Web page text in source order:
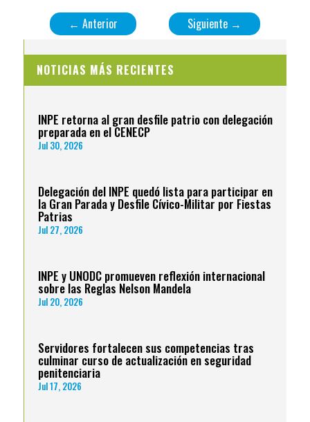
← Anterior Siguiente →
NOTICIAS MÁS RECIENTES
INPE retorna al gran desfile patrio con delegación
preparada en el CENECP
Jul 30, 2026
Delegación del INPE quedó lista para participar en
la Gran Parada y Desfile Cívico-Militar por Fiestas
Patrias
Jul 27, 2026
INPE y UNODC promueven reflexión internacional
sobre las Reglas Nelson Mandela
Jul 20, 2026
Servidores fortalecen sus competencias tras
culminar curso de actualización en seguridad
penitenciaria
Jul 17, 2026